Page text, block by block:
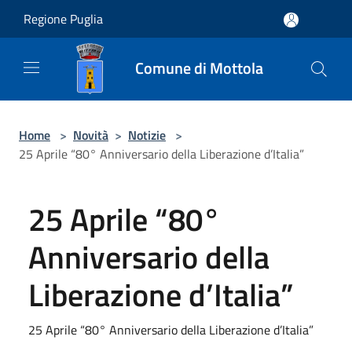
Regione Puglia
Comune di Mottola
Home > Novità > Notizie >
25 Aprile “80° Anniversario della Liberazione d’Italia”
25 Aprile “80°
Anniversario della
Liberazione d’Italia”
25 Aprile “80° Anniversario della Liberazione d’Italia”